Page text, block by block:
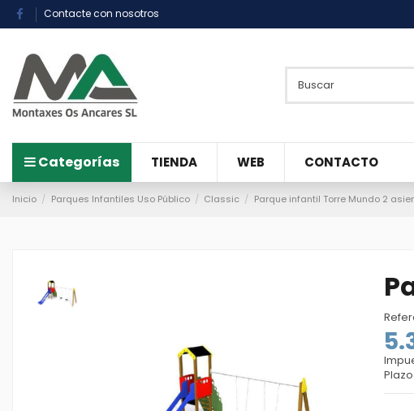
Contacte con nosotros
Categorías TIENDA WEB CONTACTO
Inicio Parques Infantiles Uso Público Classic Parque infantil Torre Mundo 2